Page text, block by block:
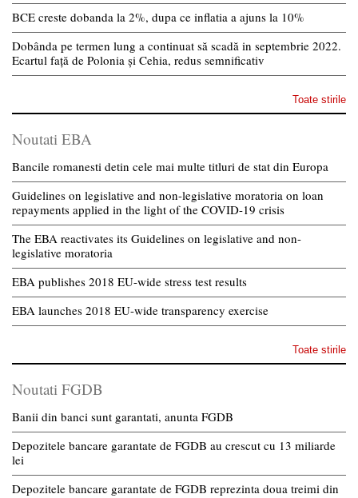
BCE creste dobanda la 2%, dupa ce inflatia a ajuns la 10%
Dobânda pe termen lung a continuat să scadă in septembrie 2022.
Ecartul față de Polonia și Cehia, redus semnificativ
Toate stirile
Noutati EBA
Bancile romanesti detin cele mai multe titluri de stat din Europa
Guidelines on legislative and non-legislative moratoria on loan
repayments applied in the light of the COVID-19 crisis
The EBA reactivates its Guidelines on legislative and non-
legislative moratoria
EBA publishes 2018 EU-wide stress test results
EBA launches 2018 EU-wide transparency exercise
Toate stirile
Noutati FGDB
Banii din banci sunt garantati, anunta FGDB
Depozitele bancare garantate de FGDB au crescut cu 13 miliarde
lei
Depozitele bancare garantate de FGDB reprezinta doua treimi din